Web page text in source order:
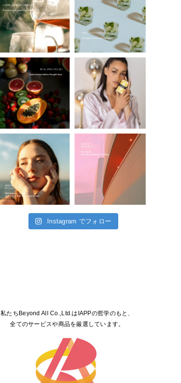
Instagram でフォロー
私たちBeyond All Co.,Ltd.はIAPPの哲学のもと、
全てのサービスや商品を厳選しています。